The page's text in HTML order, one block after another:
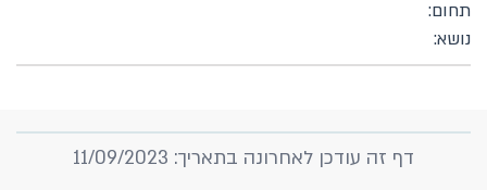
תחום:
נושא:
דף זה עודכן לאחרונה בתאריך: 11/09/2023